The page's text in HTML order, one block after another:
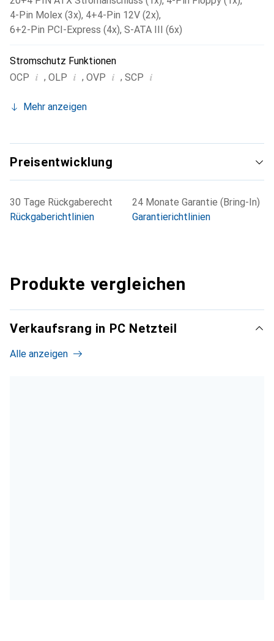
4-Pin Molex (3x), 4+4-Pin 12V (2x),
6+2-Pin PCI-Express (4x), S-ATA III (6x)
Stromschutz Funktionen
OCP i , OLP i , OVP i , SCP i
Mehr anzeigen
Preisentwicklung
30 Tage Rückgaberecht
Rückgaberichtlinien
24 Monate Garantie (Bring-In)
Garantierichtlinien
Produkte vergleichen
Verkaufsrang in PC Netzteil
Alle anzeigen